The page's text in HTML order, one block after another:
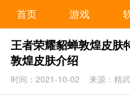
首页 游戏
王者荣耀貂蝉敦煌皮肤
敦煌皮肤介绍
时间：2021-10-02 来源：精